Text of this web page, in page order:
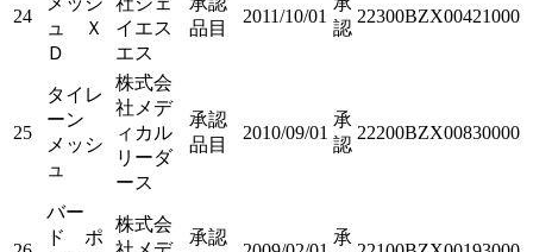
24
ュ Ｘ
Ｄ
イエス
エス
品目
2011/10/01
認
22300BZX00421000
25
タイレ
ーン
メッシ
ュ
株式会
社メデ
ィカル
リーダ
ース
承認
品目
2010/09/01
承
認
22200BZX00830000
バー
ド ポ
株式会
承認
承